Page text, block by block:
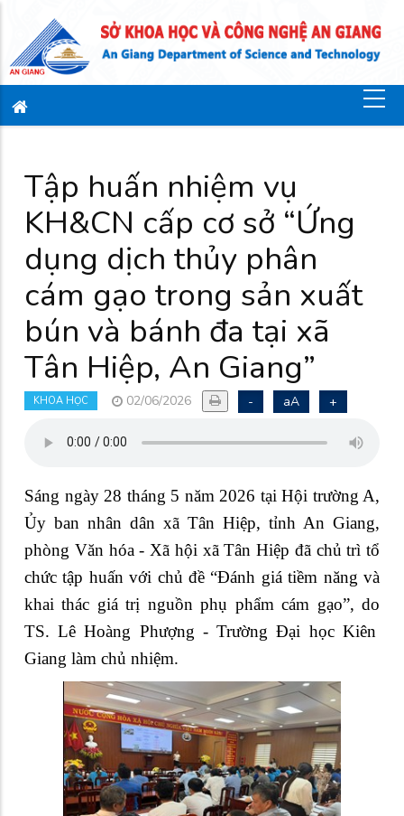
Tập huấn nhiệm vụ
KH&CN cấp cơ sở “Ứng
dụng dịch thủy phân
cám gạo trong sản xuất
bún và bánh đa tại xã
Tân Hiệp, An Giang”
KHOA HỌC 02/06/2026 - aA +
Sáng ngày 28 tháng 5 năm 2026 tại Hội trường A,
Ủy ban nhân dân xã Tân Hiệp, tỉnh An Giang,
phòng Văn hóa - Xã hội xã Tân Hiệp đã chủ trì tổ
chức tập huấn với chủ đề “Đánh giá tiềm năng và
khai thác giá trị nguồn phụ phẩm cám gạo”, do
TS. Lê Hoàng Phượng - Trường Đại học Kiên
Giang làm chủ nhiệm.